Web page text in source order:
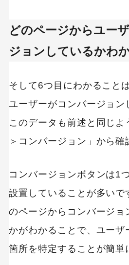
どのページからユー
ジョンしているかわ
そして6つ目にわかること
ユーザーがコンバージョン
このデータも前述と同じよ
＞コンバージョン」から確
コンバージョンボタンは1
設置していることが多いで
のページからコンバージョ
かがわかることで、ユーザ
箇所を特定することが簡単